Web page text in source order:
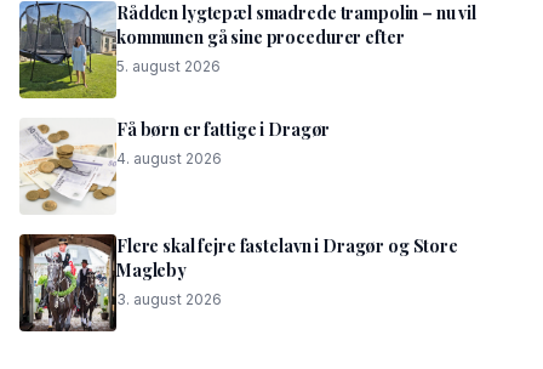
Rådden lygtepæl smadrede trampolin – nu vil
kommunen gå sine procedurer efter
5. august 2026
Få børn er fattige i Dragør
4. august 2026
Flere skal fejre fastelavn i Dragør og Store
Magleby
3. august 2026